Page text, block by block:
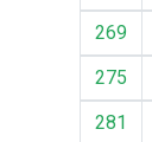
269
275
281